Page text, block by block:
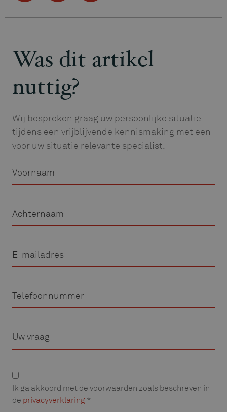
Was dit artikel
nuttig?
Wij bespreken graag uw persoonlijke situatie
tijdens een vrijblijvende kennismaking met een
voor uw situatie relevante specialist.
mailadres
Privacyverklaring
Ik ga akkoord met de voorwaarden zoals beschreven in
de privacyverklaring *